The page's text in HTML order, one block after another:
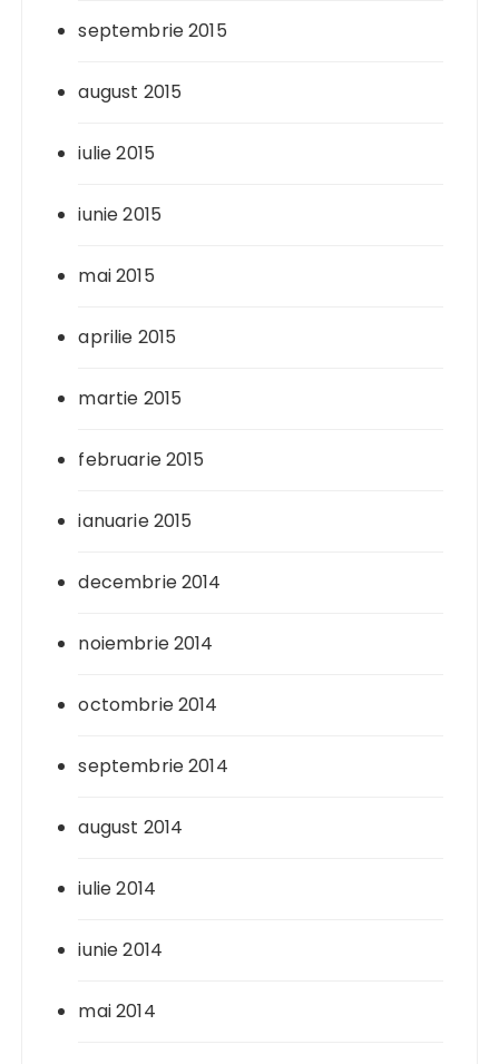
septembrie 2015
august 2015
iulie 2015
iunie 2015
mai 2015
aprilie 2015
martie 2015
februarie 2015
ianuarie 2015
decembrie 2014
noiembrie 2014
octombrie 2014
septembrie 2014
august 2014
iulie 2014
iunie 2014
mai 2014